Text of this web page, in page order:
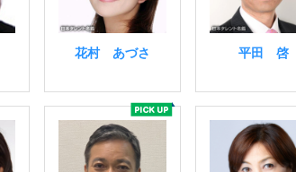
花村 あづさ 平田 啓